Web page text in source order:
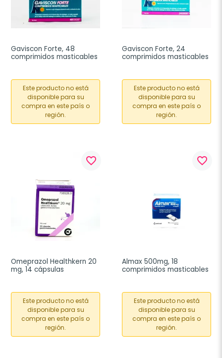
Gaviscon Forte, 48
comprimidos masticables
Este producto no está
disponible para su
compra en este país o
región.
Gaviscon Forte, 24
comprimidos masticables
Este producto no está
disponible para su
compra en este país o
región.
favorite_border
Omeprazol Healthkern 20
mg, 14 cápsulas
Este producto no está
disponible para su
compra en este país o
región.
favorite_border
Almax 500mg, 18
comprimidos masticables
Este producto no está
disponible para su
compra en este país o
región.